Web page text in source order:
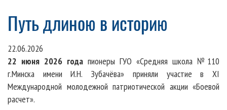
Путь длиною в историю
22.06.2026
22 июня 2026 года пионеры ГУО «Средняя школа №110
г.Минска имени И.Н. Зубачёва» приняли участие в XI
Международной молодежной патриотической акции «Боевой
расчет».